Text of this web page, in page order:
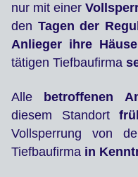
nur mit einer
den Tagen der
Anlieger ihre
tätigen Tiefbaufirma
Alle betroffenen
diesem Standort
Vollsperrung von
Tiefbaufirma in